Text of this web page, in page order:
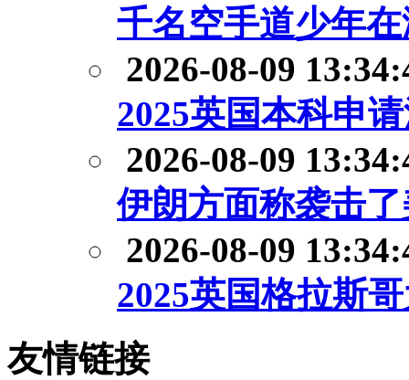
千名空手道少年
2026-08-09
2025英国本科申
2026-08-09
伊朗方面称袭击
2026-08-09
2025英国格拉斯
友情链接